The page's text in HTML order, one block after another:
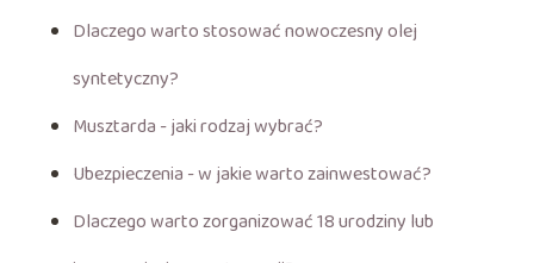
Dlaczego warto stosować nowoczesny olej
syntetyczny?
Musztarda - jaki rodzaj wybrać?
Ubezpieczenia - w jakie warto zainwestować?
Dlaczego warto zorganizować 18 urodziny lub